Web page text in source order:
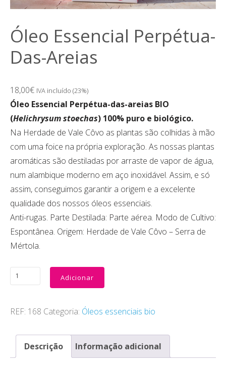
Óleo Essencial Perpétua-
Das-Areias
18,00€ IVA incluído (23%)
Óleo Essencial Perpétua-das-areias BIO
(Helichrysum stoechas) 100% puro e biológico.
Na Herdade de Vale Côvo as plantas são colhidas à mão
com uma foice na própria exploração. As nossas plantas
aromáticas são destiladas por arraste de vapor de água,
num alambique moderno em aço inoxidável. Assim, e só
assim, conseguimos garantir a origem e a excelente
qualidade dos nossos óleos essenciais.
Anti-rugas. Parte Destilada: Parte aérea. Modo de Cultivo:
Espontânea. Origem: Herdade de Vale Côvo – Serra de
Mértola.
Adicionar
REF: 168 Categoria: Óleos essenciais bio
Descrição Informação adicional